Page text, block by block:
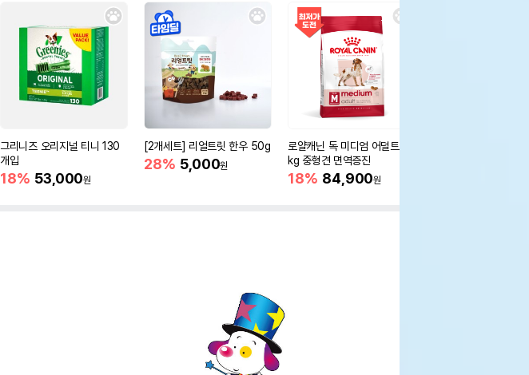
그리니즈 오리지널 티니 130
개입
18% 53,000원
[2개세트] 리얼트릿 한우 50g
28% 5,000원
로얄캐닌 독 미디엄 어덜트 10
kg 중형견 면역증진
18% 84,900원